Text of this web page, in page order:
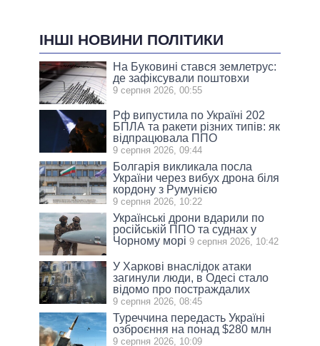
ІНШІ НОВИНИ ПОЛІТИКИ
На Буковині стався землетрус:
де зафіксували поштовхи
9 серпня 2026, 00:55
Рф випустила по Україні 202
БПЛА та ракети різних типів: як
відпрацювала ППО
9 серпня 2026, 09:44
Болгарія викликала посла
України через вибух дрона біля
кордону з Румунією
9 серпня 2026, 10:22
Українські дрони вдарили по
російській ППО та суднах у
Чорному морі 9 серпня 2026, 10:42
У Харкові внаслідок атаки
загинули люди, в Одесі стало
відомо про постраждалих
9 серпня 2026, 08:45
Туреччина передасть Україні
озброєння на понад $280 млн
9 серпня 2026, 10:09